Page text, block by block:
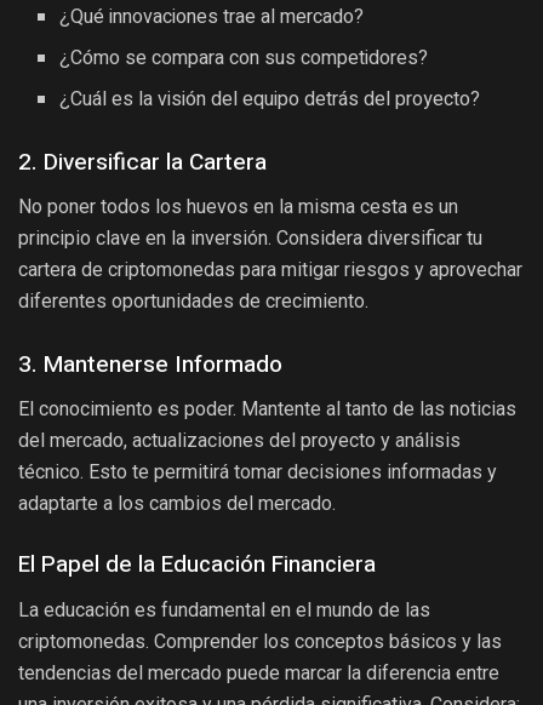
¿Qué innovaciones trae al mercado?
¿Cómo se compara con sus competidores?
¿Cuál es la visión del equipo detrás del proyecto?
2. Diversificar la Cartera
No poner todos los huevos en la misma cesta es un
principio clave en la inversión. Considera diversificar tu
cartera de criptomonedas para mitigar riesgos y aprovechar
diferentes oportunidades de crecimiento.
3. Mantenerse Informado
El conocimiento es poder. Mantente al tanto de las noticias
del mercado, actualizaciones del proyecto y análisis
técnico. Esto te permitirá tomar decisiones informadas y
adaptarte a los cambios del mercado.
El Papel de la Educación Financiera
La educación es fundamental en el mundo de las
criptomonedas. Comprender los conceptos básicos y las
tendencias del mercado puede marcar la diferencia entre